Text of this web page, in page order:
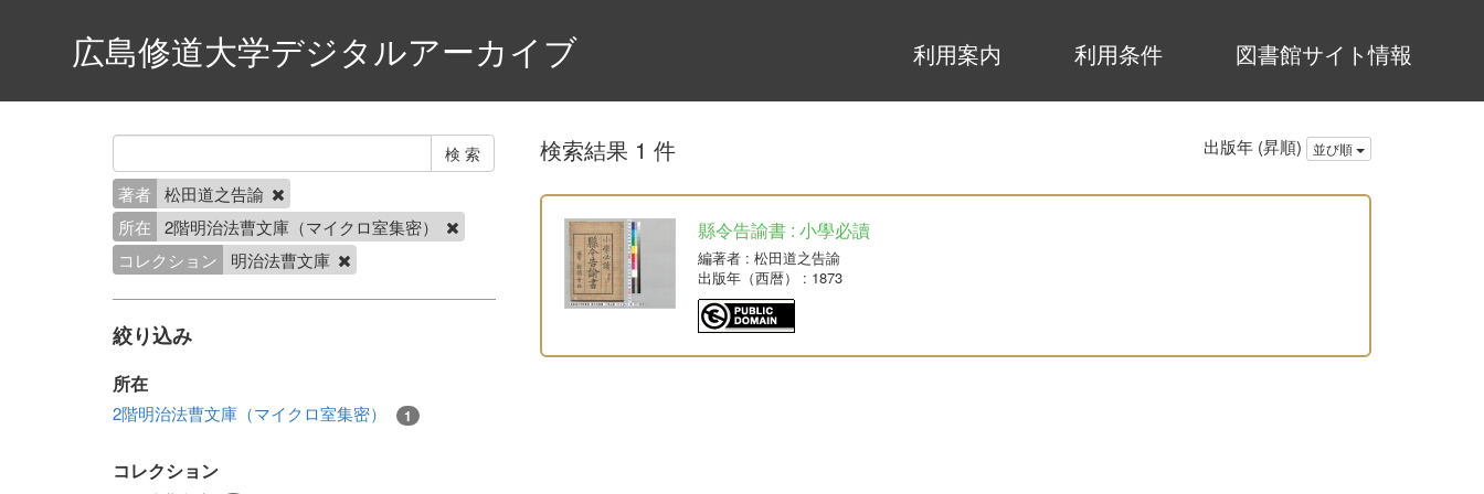
利用案内 利用条件 図書館サイト情報
広島修道大学デジタルアーカイブ
著者
松田道之告諭
所在
2階明治法曹文庫（マイクロ室集密）
コレクション
明治法曹文庫
絞り込み
所在
2階明治法曹文庫（マイクロ室集密） 1
コレクション
検索結果 1 件 出版年 (昇順) 並び順
縣令告諭書 : 小學必讀
編著者: 松田道之告諭
出版年（西暦）
: 1873